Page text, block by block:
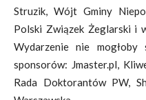
Struzik, Wójt Gminy
Polski Związek Żeglarski i
Wydarzenie nie
sponsorów: Jmaster.pl,
Rada Doktorantów PW,